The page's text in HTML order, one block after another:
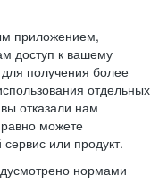
приложением,
доступ к вашему
получения более
отдельных
отказали нам
можете
или продукт.
нормами